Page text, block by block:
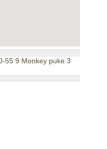
55 9 Monkey puke 3